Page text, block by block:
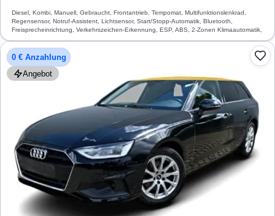
Diesel, Kombi, Manuell, Gebraucht, Frontantrieb, Tempomat, Multifunktionslenkrad,
Regensensor, Notruf-Assistent, Lichtsensor, Start/Stopp-Automatik, Bluetooth,
Freisprecheinrichtung, Verkehrszeichen-Erkennung, ESP, ABS, 2-Zonen Klimaautomatik,
0 € Anzahlung
Angebot